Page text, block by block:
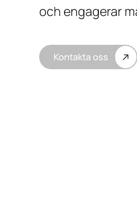
och engagerar
Kontakta oss